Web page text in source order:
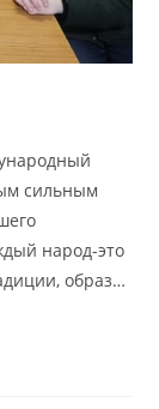
сильным
народ-это
образ…